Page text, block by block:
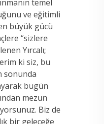
temel
ve eğitimli
büyük gücü
“sizlere
Yırcalı;
ki siz, bu
sonunda
bugün
mezun
Biz de
bir geleceğe